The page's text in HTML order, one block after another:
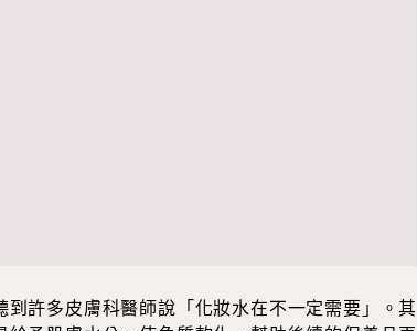
許多皮膚科醫師說「化妝水在不一定需要」。其